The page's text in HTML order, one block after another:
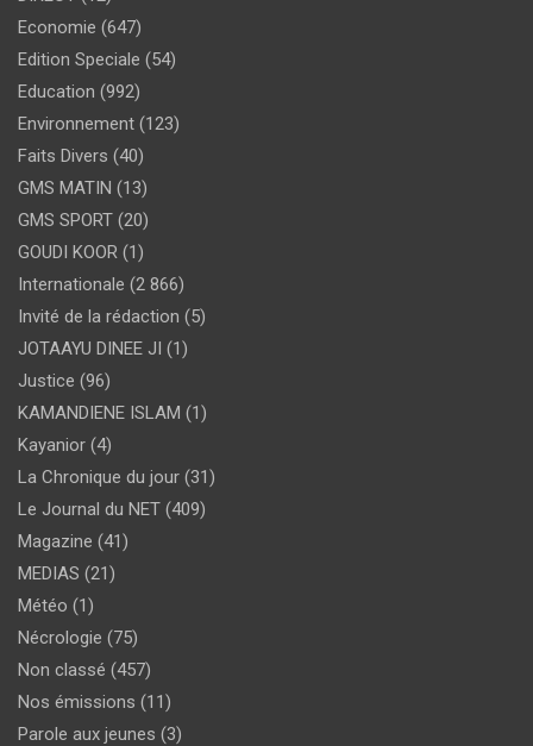
Economie (647)
Edition Speciale (54)
Education (992)
Environnement (123)
Faits Divers (40)
GMS MATIN (13)
GMS SPORT (20)
GOUDI KOOR (1)
Internationale (2 866)
Invité de la rédaction (5)
JOTAAYU DINEE JI (1)
Justice (96)
KAMANDIENE ISLAM (1)
Kayanior (4)
La Chronique du jour (31)
Le Journal du NET (409)
Magazine (41)
MEDIAS (21)
Météo (1)
Nécrologie (75)
Non classé (457)
Nos émissions (11)
Parole aux jeunes (3)